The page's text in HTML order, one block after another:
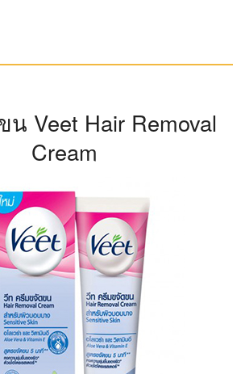
Veet Hair Removal
Cream